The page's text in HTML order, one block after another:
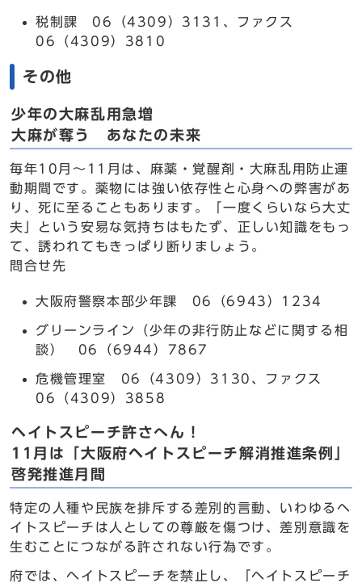
税制課 06（4309）3131、ファクス
06（4309）3810
その他
少年の大麻乱用急増
大麻が奪う あなたの未来
毎年10月～11月は、麻薬・覚醒剤・大麻乱用防止運
動期間です。薬物には強い依存性と心身への弊害があ
り、死に至ることもあります。「一度くらいなら大丈
夫」という安易な気持ちはもたず、正しい知識をもっ
て、誘われてもきっぱり断りましょう。
問合せ先
大阪府警察本部少年課 06（6943）1234
グリーンライン（少年の非行防止などに関する相
談） 06（6944）7867
危機管理室 06（4309）3130、ファクス
06（4309）3858
ヘイトスピーチ許さへん！
11月は「大阪府ヘイトスピーチ解消推進条例」
啓発推進月間
特定の人種や民族を排斥する差別的言動、いわゆるヘ
イトスピーチは人としての尊厳を傷つけ、差別意識を
生むことにつながる許されない行為です。
府では、ヘイトスピーチを禁止し、「ヘイトスピーチ